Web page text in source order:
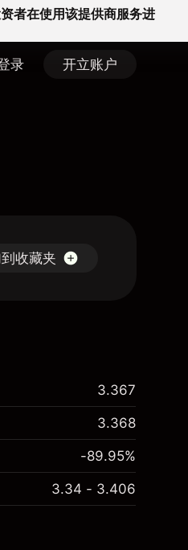
者在使用该提供商服务进
录 开立账户
收藏夹
3.367
3.368
-89.95%
3.34 - 3.406